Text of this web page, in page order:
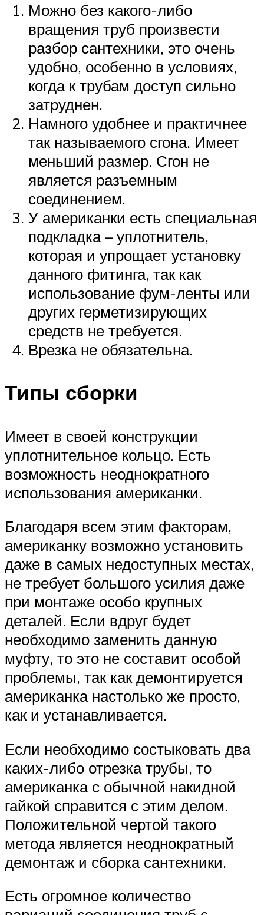
Можно без какого-либо
вращения труб произвести
разбор сантехники, это очень
удобно, особенно в условиях,
когда к трубам доступ сильно
затруднен.
Намного удобнее и практичнее
так называемого сгона. Имеет
меньший размер. Сгон не
является разъемным
соединением.
У американки есть специальная
подкладка – уплотнитель,
которая и упрощает установку
данного фитинга, так как
использование фум-ленты или
других герметизирующих
средств не требуется.
Врезка не обязательна.
Типы сборки
Имеет в своей конструкции
уплотнительное кольцо. Есть
возможность неоднократного
использования американки.
Благодаря всем этим факторам,
американку возможно установить
даже в самых недоступных местах,
не требует большого усилия даже
при монтаже особо крупных
деталей. Если вдруг будет
необходимо заменить данную
муфту, то это не составит особой
проблемы, так как демонтируется
американка настолько же просто,
как и устанавливается.
Если необходимо состыковать два
каких-либо отрезка трубы, то
американка с обычной накидной
гайкой справится с этим делом.
Положительной чертой такого
метода является неоднократный
демонтаж и сборка сантехники.
Есть огромное количество